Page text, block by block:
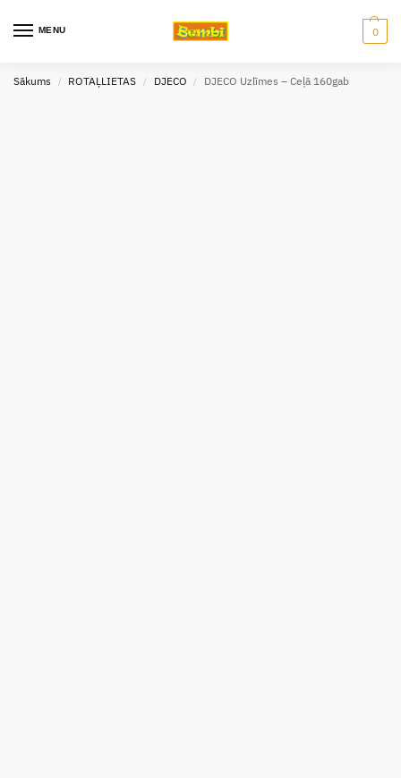
MENU 0
Sākums / ROTAĻLIETAS / DJECO / DJECO Uzlīmes – Ceļā 160gab